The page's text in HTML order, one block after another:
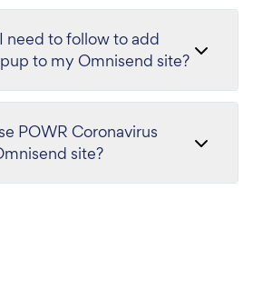
need to follow to add
to my Omnisend site?
POWR Coronavirus
site?